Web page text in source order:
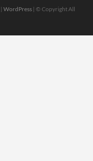
|WordPress | © Copyright All